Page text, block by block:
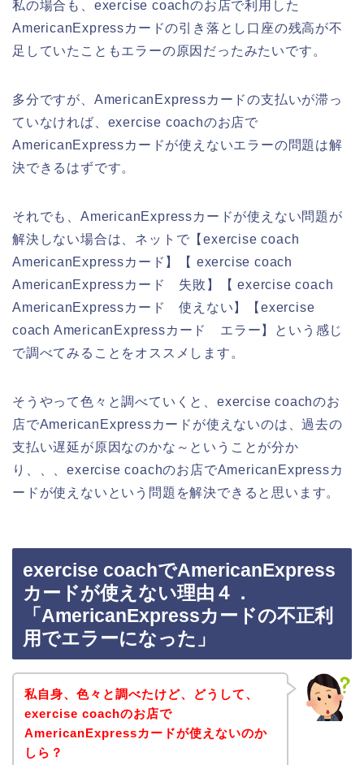
私の場合も、exercise coachのお店で利用した
AmericanExpressカードの引き落とし口座の残高が不
足していたこともエラーの原因だったみたいです。
多分ですが、AmericanExpressカードの支払いが滞っ
ていなければ、exercise coachのお店で
AmericanExpressカードが使えないエラーの問題は解
決できるはずです。
それでも、AmericanExpressカードが使えない問題が
解決しない場合は、ネットで【exercise coach
AmericanExpressカード】【 exercise coach
AmericanExpressカード 失敗】【 exercise coach
AmericanExpressカード 使えない】【exercise
coach AmericanExpressカード エラー】という感じ
で調べてみることをオススメします。
そうやって色々と調べていくと、exercise coachのお
店でAmericanExpressカードが使えないのは、過去の
支払い遅延が原因なのかな～ということが分か
り、、、exercise coachのお店でAmericanExpressカ
ードが使えないという問題を解決できると思います。
exercise coachでAmericanExpress
カードが使えない理由４．
「AmericanExpressカードの不正利
用でエラーになった」
私自身、色々と調べたけど、どうして、
exercise coachのお店で
AmericanExpressカードが使えないのか
しら？